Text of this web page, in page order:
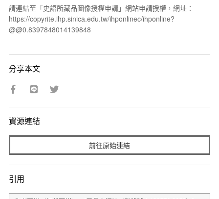
請連結至「史語所藏品圖像授權申請」網站申請授權，網址：
https://copyrite.ihp.sinica.edu.tw/ihponlinec/ihponline?
@@0.8397848014139848
分享本文
資源連結
前往原始連結
引用